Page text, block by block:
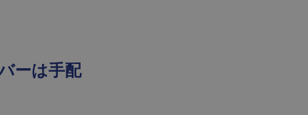
ーは手配